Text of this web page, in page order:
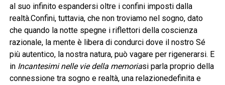
al suo infinito espandersi oltre i confini imposti dalla
realtà.Confini, tuttavia, che non troviamo nel sogno, dato
che quando la notte spegne i riflettori della coscienza
razionale, la mente è libera di condurci dove il nostro Sé
più autentico, la nostra natura, può vagare per rigenerarsi. E
in Incantesimi nelle vie della memoriasi parla proprio della
connessione tra sogno e realtà, una relazionedefinita e